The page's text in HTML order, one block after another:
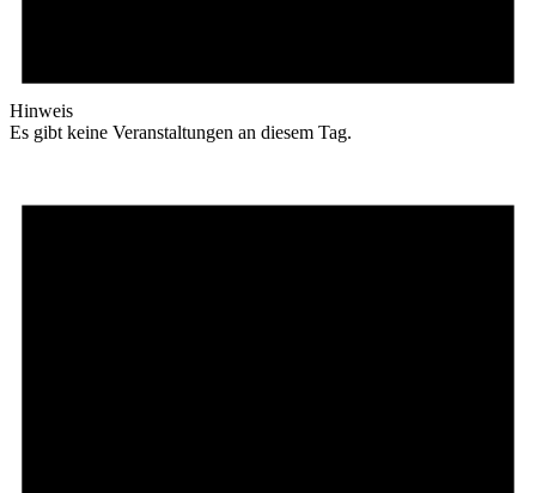
Hinweis
Es gibt keine Veranstaltungen an diesem Tag.